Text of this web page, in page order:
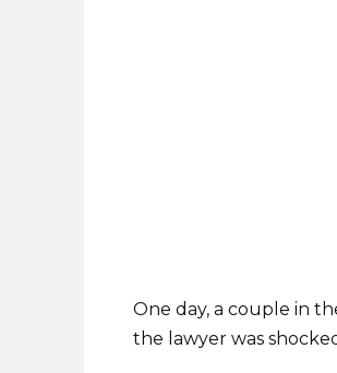
One day, a couple in
the lawyer was